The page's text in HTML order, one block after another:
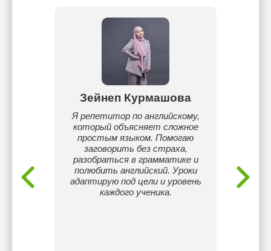
Зейнеп Курмашова
Я репетитор по английскому,
который объясняет сложноe
простым языком. Помогаю
заговорить без страха,
разобраться в грамматике и
полюбить английский. Уроки
адаптирую под цели и уровень
каждого ученика.